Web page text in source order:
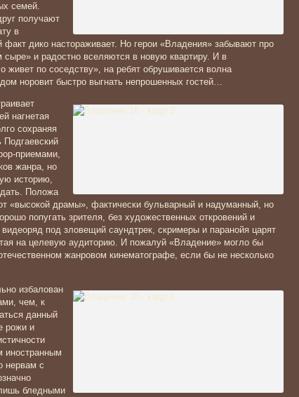
семей.
получают
в
факт дико настораживает. Но герои «Владения» забывают про
сыре» и радостно вселяются в новую квартиру. И в
живет по соседству», на ребят обрушивается волна
норовит быстро выгнать непрошенных гостей…
нагнетая
сохраняя
Подгаевский
приемами,
жанра, но
историю,
Положа
«высокой драмы», фактически бульварный и надуманный, но
попугать зрителя, без художественных откровений и
под зловещий саундтрек, скримеры и паранойя царят
на целевую аудиторию. И пожалуй «Владение» могло бы
жанровом кинематографе, если бы не несколько
избалован
чем, к
данный
рожи и
иностранным
нервам с
бледными